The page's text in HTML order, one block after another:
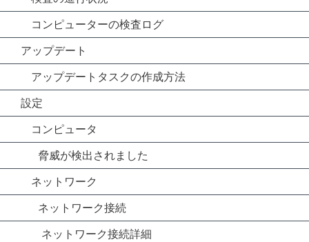
コンピューターの検査ログ
アップデート
アップデートタスクの作成方法
設定
コンピュータ
脅威が検出されました
ネットワーク
ネットワーク接続
ネットワーク接続詳細